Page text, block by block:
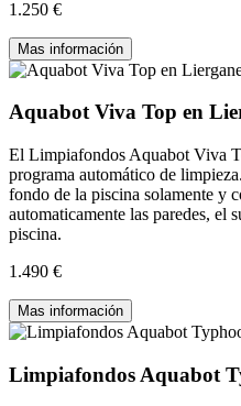
1.250 €
Mas información
Aquabot Viva Top en
El Limpiafondos Aquabot Viva
programa automático de
fondo de la piscina solamente y
automaticamente las paredes, el
piscina.
1.490 €
Mas información
Limpiafondos Aquabot